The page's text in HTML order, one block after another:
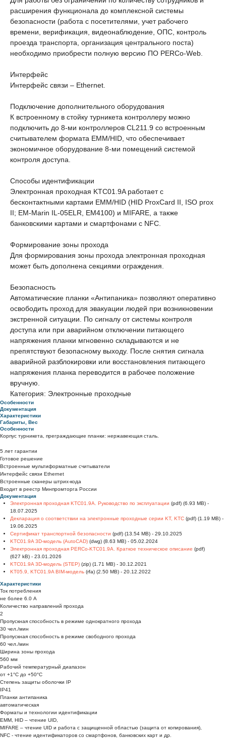
расширения функционала до комплексной системы
безопасности (работа с посетителями, учет рабочего
времени, верификация, видеонаблюдение, ОПС, контроль
проезда транспорта, организация центрального поста)
необходимо приобрести полную версию ПО PERCo-Web.
Интерфейс
Интерфейс связи – Ethernet.
Подключение дополнительного оборудования
К встроенному в стойку турникета контроллеру можно
подключить до 8-ми контроллеров CL211.9 со встроенным
считывателем формата EMM/HID, что обеспечивает
экономичное оборудование 8-ми помещений системой
контроля доступа.
Способы идентификации
Электронная проходная KTС01.9A работает с
бесконтактными картами EMM/HID (HID ProxCard II, ISO prox
II; EM-Marin IL-05ELR, ЕМ4100) и MIFARE, а также
банковскими картами и смартфонами с NFC.
Формирование зоны прохода
Для формирования зоны прохода электронная проходная
может быть дополнена секциями ограждения.
Безопасность
Автоматические планки «Антипаника» позволяют оперативно
освободить проход для эвакуации людей при возникновении
экстренной ситуации. По сигналу от системы контроля
доступа или при аварийном отключении питающего
напряжения планки мгновенно складываются и не
препятствуют безопасному выходу. После снятия сигнала
аварийной разблокировки или восстановления питающего
напряжения планка переводится в рабочее положение
вручную.
Категория: Электронные проходные
Особенности
Документация
Характеристики
Габариты, Вес
Особенности
Корпус турникета, преграждающие планки: нержавеющая сталь.
5 лет гарантии
Готовое решение
Встроенные мультиформатные считыватели
Интерфейс связи Ethernet
Встроенные сканеры штрих-кода
Входит в реестр Минпромторга России
Документация
Электронная проходная KTC01.9A. Руководство по эксплуатации (pdf) (6.93 MB) -
18.07.2025
Декларация о соответствии на электронные проходные серии KT, KTC (pdf) (1.19 MB) -
19.06.2025
Сертификат транспортной безопасности (pdf) (13.54 MB) - 29.10.2025
KTC01.9A 3D-модель (AutoCAD) (dwg) (8.63 MB) - 05.02.2024
Электронная проходная PERCo-KTC01.9A. Краткое техническое описание (pdf)
(627 kB) - 23.01.2026
KTC01.9A 3D-модель (STEP) (zip) (1.71 MB) - 30.12.2021
KT05.9, KТC01.9A BIM-модель (rfa) (2.50 MB) - 20.12.2022
Характеристики
Ток потребления
не более 6.0 А
Количество направлений прохода
2
Пропускная способность в режиме однократного прохода
30 чел./мин
Пропускная способность в режиме свободного прохода
60 чел./мин
Ширина зоны прохода
560 мм
Рабочий температурный диапазон
от +1°C до +50°C
Степень защиты оболочки IP
IP41
Планки антипаника
автоматическая
Форматы и технологии идентификации
EMM, HID – чтение UID,
MIFARE – чтение UID и работа с защищенной областью (защита от копирования),
NFC - чтение идентификаторов со смартфонов, банковских карт и др.